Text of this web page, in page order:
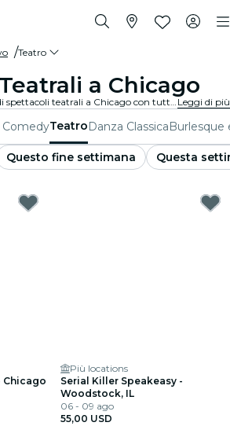
Teatro
a Chicago
Scopri una vasta gamma di spettacoli teatrali a Chicago con tutti i tipi di produzioni disponibili e trascorri una piacevole serata in ottima compagnia. Qualunque siano i tuoi gusti, sei sicuro di trovare uno spettacolo adatto a te. Leggi di più
ComedyTeatroDanza ClassicaBurlesque
Questo fine settimana
Questa
Chicago
Più locations
Serial Killer Speakeasy -
Woodstock, IL
06 - 09 ago
55,00 USD